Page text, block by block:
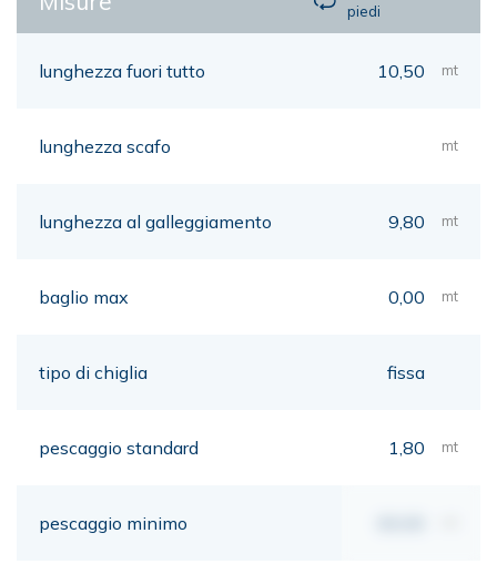
piedi
lunghezza fuori tutto 10,50 mt
lunghezza scafo mt
lunghezza al galleggiamento 9,80 mt
baglio max 0,00 mt
tipo di chiglia fissa
pescaggio standard 1,80 mt
pescaggio minimo